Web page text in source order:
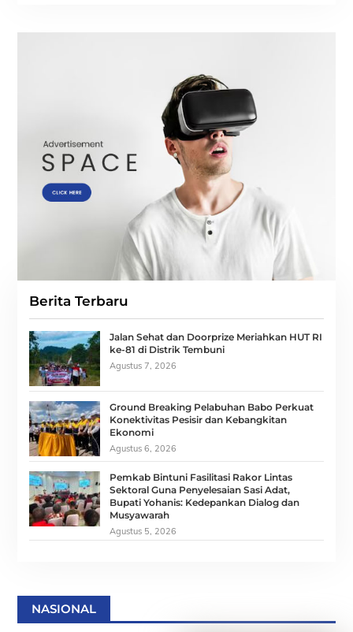
Berita Terbaru
Jalan Sehat dan Doorprize Meriahkan HUT RI
ke-81 di Distrik Tembuni
Agustus 7, 2026
Ground Breaking Pelabuhan Babo Perkuat
Konektivitas Pesisir dan Kebangkitan
Ekonomi
Agustus 6, 2026
Pemkab Bintuni Fasilitasi Rakor Lintas
Sektoral Guna Penyelesaian Sasi Adat,
Bupati Yohanis: Kedepankan Dialog dan
Musyawarah
Agustus 5, 2026
NASIONAL